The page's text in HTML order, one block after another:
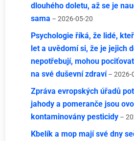
dlouhého doletu, až se je
sama – 2026-05-20
Psychologie říká, že lidé,
let a uvědomí si, že je jejich
nepotřebují, mohou
na své duševní zdraví – 2026-
Zpráva evropských úřadů
jahody a pomeranče jsou
kontaminovány pesticidy –
Kbelík a mop mají své dny